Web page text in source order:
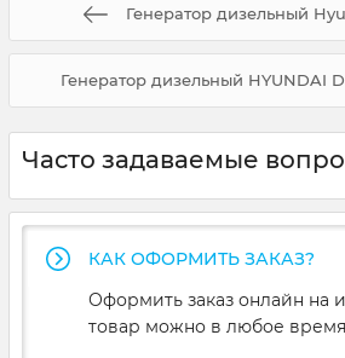
Генератор дизельный
Генератор дизельный HYUNDAI
Часто задаваемые
КАК ОФОРМИТЬ ЗАКАЗ?
Оформить заказ онлайн на
товар можно в любое время